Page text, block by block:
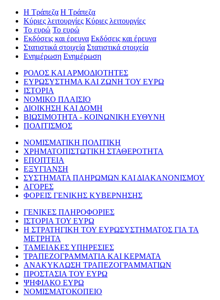
Η Τράπεζα Η Τράπεζα
Κύριες λειτουργίες Κύριες λειτουργίες
Το ευρώ Το ευρώ
Εκδόσεις και έρευνα Εκδόσεις και έρευνα
Στατιστικά στοιχεία Στατιστικά στοιχεία
Ενημέρωση Ενημέρωση
ΡΟΛΟΣ ΚΑΙ ΑΡΜΟΔΙΟΤΗΤΕΣ
ΕΥΡΩΣΥΣΤΗΜΑ ΚΑΙ ΖΩΝΗ ΤΟΥ ΕΥΡΩ
ΙΣΤΟΡΙΑ
ΝΟΜΙΚΟ ΠΛΑΙΣΙΟ
ΔΙΟΙΚΗΣΗ ΚΑΙ ΔΟΜΗ
ΒΙΩΣΙΜΟΤΗΤΑ - ΚΟΙΝΩΝΙΚΗ ΕΥΘΥΝΗ
ΠΟΛΙΤΙΣΜΟΣ
ΝΟΜΙΣΜΑΤΙΚΗ ΠΟΛΙΤΙΚΗ
ΧΡΗΜΑΤΟΠΙΣΤΩΤΙΚΗ ΣΤΑΘΕΡΟΤΗΤΑ
ΕΠΟΠΤΕΙΑ
ΕΞΥΓΙΑΝΣΗ
ΣΥΣΤΗΜΑΤΑ ΠΛΗΡΩΜΩΝ ΚΑΙ ΔΙΑΚΑΝΟΝΙΣΜΟΥ
ΑΓΟΡΕΣ
ΦΟΡΕΙΣ ΓΕΝΙΚΗΣ ΚΥΒΕΡΝΗΣΗΣ
ΓΕΝΙΚΕΣ ΠΛΗΡΟΦΟΡΙΕΣ
ΙΣΤΟΡΙΑ ΤΟΥ ΕΥΡΩ
Η ΣΤΡΑΤΗΓΙΚΗ ΤΟΥ ΕΥΡΩΣΥΣΤΗΜΑΤΟΣ ΓΙΑ ΤΑ
ΜΕΤΡΗΤΑ
ΤΑΜΕΙΑΚΕΣ ΥΠΗΡΕΣΙΕΣ
ΤΡΑΠΕΖΟΓΡΑΜΜΑΤΙΑ ΚΑΙ ΚΕΡΜΑΤΑ
ΑΝΑΚΥΚΛΩΣΗ ΤΡΑΠΕΖΟΓΡΑΜΜΑΤΙΩΝ
ΠΡΟΣΤΑΣΙΑ ΤΟΥ ΕΥΡΩ
ΨΗΦΙΑΚΟ ΕΥΡΩ
ΝΟΜΙΣΜΑΤΟΚΟΠΕΙΟ